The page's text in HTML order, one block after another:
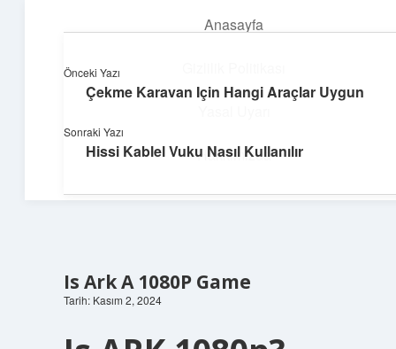
Anasayfa
Hakkımızda
Topluluk ve İlham
Is Ark A 1080P Game
Tarih: Kasım 2, 2024
Önceki Yazı
Çekme Karavan Için Hangi Araçlar Uygun
Sonraki Yazı
Hissi Kablel Vuku Nasıl Kullanılır